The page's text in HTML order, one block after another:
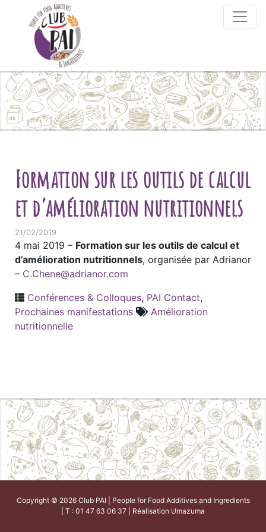
Skip to content
Formation sur les outils de calcul
et d’amélioration nutritionnels
21/02/2019
4 mai 2019 – Formation sur les outils de calcul et
d’amélioration nutritionnels, organisée par Adrianor
– C.Chene@adrianor.com
Conférences & Colloques, PAI Contact,
Prochaines manifestations
Amélioration
nutritionnelle
Copyright © 2026 Club PAI | People for Food Additives and Ingredients
| T : 01 47 63 06 37 | Réalisation Umazuma